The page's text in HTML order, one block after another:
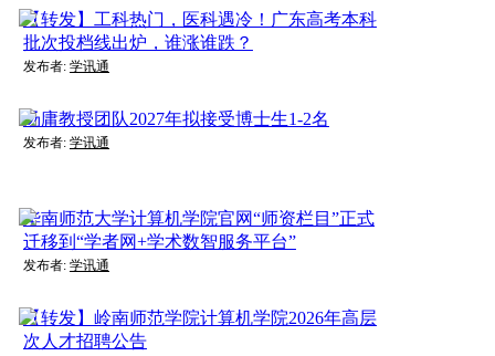
【转发】工科热门，医科遇冷！广东高考本科
批次投档线出炉，谁涨谁跌？
发布者: 学讯通
汤庸教授团队2027年拟接受博士生1-2名
发布者: 学讯通
华南师范大学计算机学院官网“师资栏目”正式
迁移到“学者网+学术数智服务平台”
发布者: 学讯通
【转发】岭南师范学院计算机学院2026年高层
次人才招聘公告